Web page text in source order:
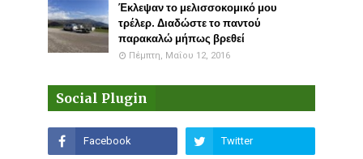
Έκλεψαν το μελισσοκομικό μου
τρέλερ. Διαδώστε το παντού
παρακαλώ μήπως βρεθεί
Πέμπτη, Μαΐου 12, 2016
Social Plugin